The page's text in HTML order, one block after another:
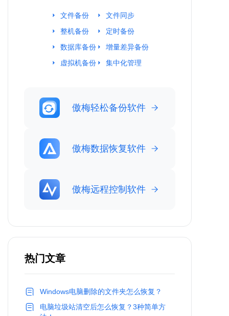
文件备份
整机备份
数据库备份
虚拟机备份
文件同步
定时备份
增量差异备份
集中化管理
傲梅轻松备份软件
傲梅数据恢复软件
傲梅远程控制软件
热门文章
Windows电脑删除的文件夹怎么恢复？
电脑垃圾站清空后怎么恢复？3种简单方